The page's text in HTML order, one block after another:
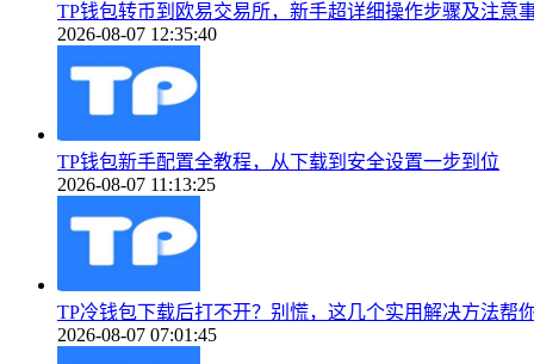
TP钱包转币到欧易交易所，新手超详细操作步骤及注意
2026-08-07 12:35:40
TP钱包新手配置全教程，从下载到安全设置一步到位
2026-08-07 11:13:25
TP冷钱包下载后打不开？别慌，这几个实用解决方法帮
2026-08-07 07:01:45